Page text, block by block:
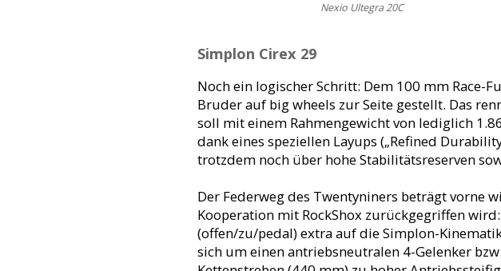
Nexio Ultegra 20C
Simplon Cirex 29
Noch ein logischer Schritt: Dem 100 mm Race-
Bruder auf big wheels zur Seite gestellt. Das
soll mit einem Rahmengewicht von lediglich
dank eines speziellen Layups („Refined
trotzdem noch über hohe Stabilitätsreserven
Der Federweg des Twentyniners beträgt vorne
Kooperation mit RockShox zurückgegriffen
(offen/zu/pedal) extra auf die Simplon-
sich um einen antriebsneutralen 4-Gelenker